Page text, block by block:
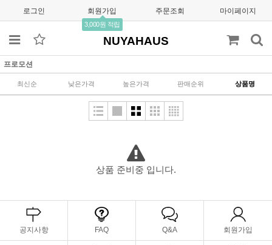
로그인 회원가입
3,000원 적립
주문조회 마이페이지
NUYAHAUS
프로모션
최신순 낮은가격 높은가격 판매순위 상품명
상품 준비중 입니다.
공지사항 FAQ Q&A 회원가입